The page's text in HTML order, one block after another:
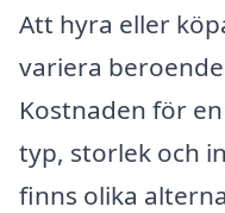
Att hyra eller
variera
Kostnaden för
typ, storlek och
finns olika